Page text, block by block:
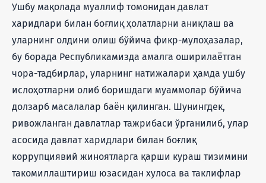
Ушбу мақолада муаллиф томонидан давлат
харидлари билан боғлиқ ҳолатларни аниқлаш ва
уларнинг олдини олиш бўйича фикр-мулоҳазалар,
бу борада Республикамизда амалга оширилаётган
чора-тадбирлар, уларнинг натижалари ҳамда ушбу
ислоҳотларни олиб боришдаги муаммолар бўйича
долзарб масалалар баён қилинган. Шунингдек,
ривожланган давлатлар тажрибаси ўрганилиб, улар
асосида давлат харидлари билан боғлиқ
коррупциявий жиноятларга қарши кураш тизимини
такомиллаштириш юзасидан хулоса ва таклифлар